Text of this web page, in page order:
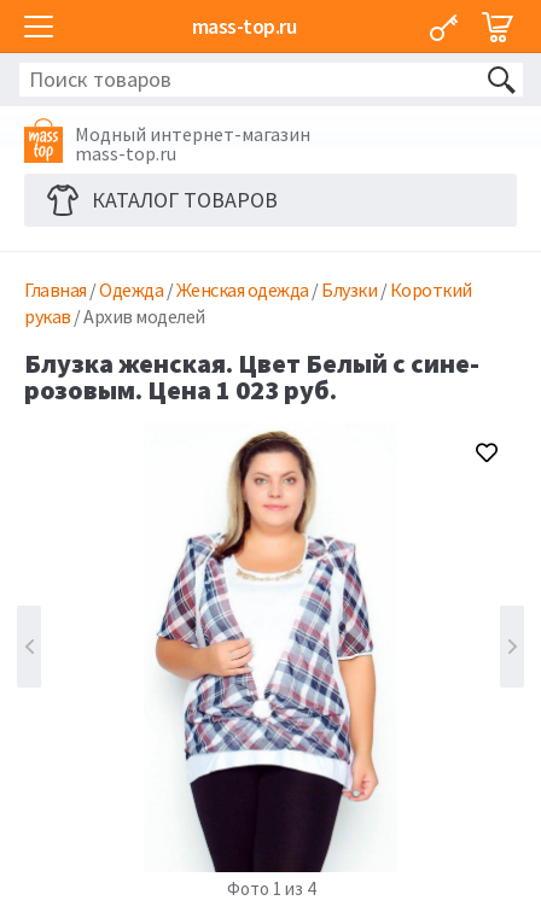
mass-top.ru
Модный интернет-магазин
mass-top.ru
КАТАЛОГ ТОВАРОВ
Главная /Одежда /Женская одежда /Блузки /Короткий
рукав / Архив моделей
Блузка женская. Цвет Белый с сине-
розовым. Цена 1 023 руб.
Фото 1 из 4